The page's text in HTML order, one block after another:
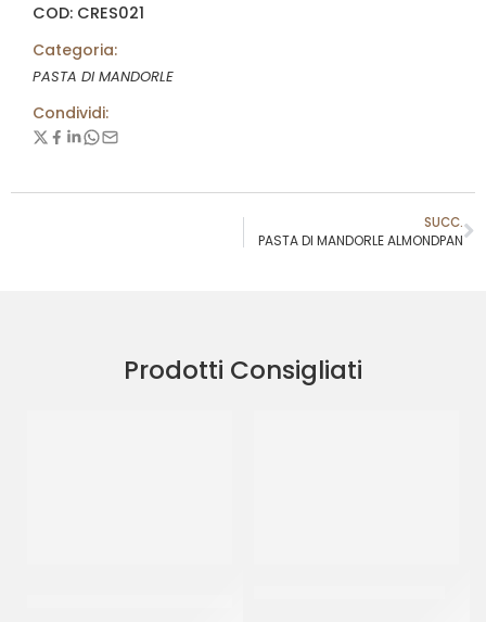
COD: CRES021
Categoria:
PASTA DI MANDORLE
Condividi:
SUCC.
PASTA DI MANDORLE ALMONDPAN
Prodotti Consigliati